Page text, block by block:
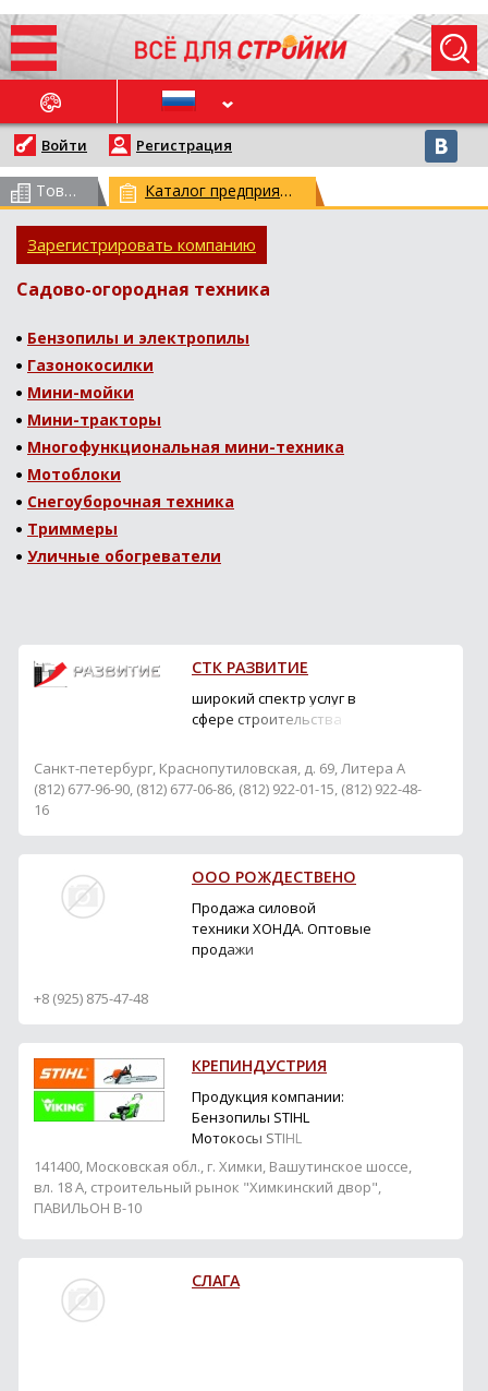
НОВОСТИ
Войти Регистрация
Товарный каталог (всего 62959)Каталог предприятий (всего 29775)
Зарегистрировать компанию
Садово-огородная техника
Бензопилы и электропилы
Газонокосилки
Мини-мойки
Мини-тракторы
Многофункциональная мини-техника
Мотоблоки
Снегоуборочная техника
Триммеры
Уличные обогреватели
СТК РАЗВИТИЕ
широкий спектр услуг в
сфере строительства
Санкт-петербург, Краснопутиловская, д. 69, Литера А
(812) 677-96-90, (812) 677-06-86, (812) 922-01-15, (812) 922-48-
16
ООО РОЖДЕСТВЕНО
Продажа силовой
техники ХОНДА. Оптовые
продажи
+8 (925) 875-47-48
КРЕПИНДУСТРИЯ
Продукция компании:
Бензопилы STIHL
Мотокосы STIHL
Газонокосилки VIKING А
ТАК ЖЕ: Крепеж MUNGO
Электроинструмент
инструмент Kraftool
Расходные материалы
Такелаж Электроды ESAB
141400, Московская обл., г. Химки, Вашутинское шоссе,
вл. 18 А, строительный рынок "Химкинский двор",
ПАВИЛЬОН В-10
СЛАГА